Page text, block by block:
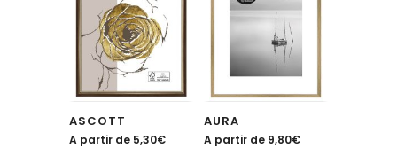
ASCOTT
A partir de 5,30€
AURA
A partir de 9,80€